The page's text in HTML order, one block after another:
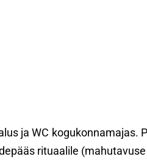
ja WC kogukonnamajas.
rituaalile